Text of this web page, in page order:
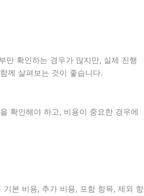
만 확인하는 경우가 많지만, 실제 진행
께 살펴보는 것이 좋습니다.
확인해야 하고, 비용이 중요한 경우에
본 비용, 추가 비용, 포함 항목, 제외 항